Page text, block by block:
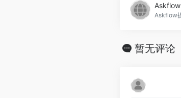
Askflow
暂无评论